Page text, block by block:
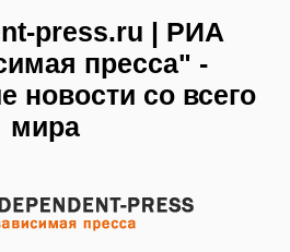
press.ru | РИА
пресса" -
новости со всего
мира